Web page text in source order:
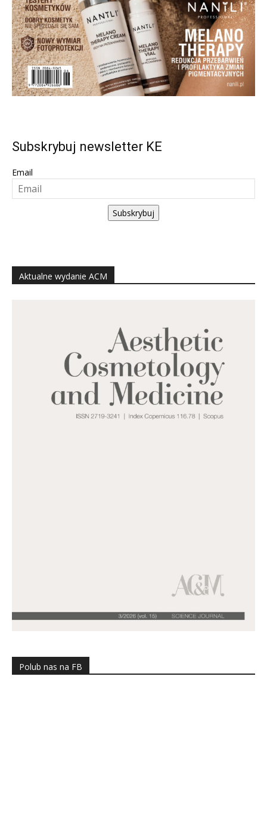
Subskrybuj newsletter KE
Email
Subskrybuj
Aktualne wydanie ACM
Polub nas na FB